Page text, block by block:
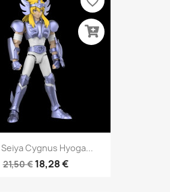
Cygnus Hyoga...
21,50 € 18,28 €